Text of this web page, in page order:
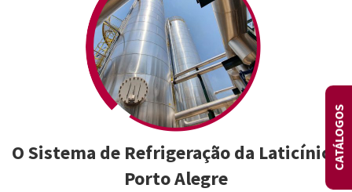
O Sistema de Refrigeração da Laticínios
Porto Alegre
CATÁLOGOS